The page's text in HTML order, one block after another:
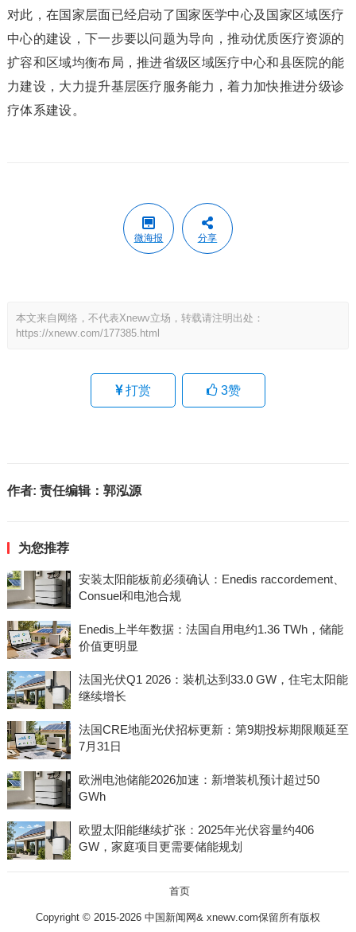
对此，在国家层面已经启动了国家医学中心及国家区域医疗
中心的建设，下一步要以问题为导向，推动优质医疗资源的
扩容和区域均衡布局，推进省级区域医疗中心和县医院的能
力建设，大力提升基层医疗服务能力，着力加快推进分级诊
疗体系建设。
微海报 分享
本文来自网络，不代表Xnewv立场，转载请注明出处：
https://xnewv.com/177385.html
打赏 3赞
作者: 责任编辑：郭泓源
为您推荐
安装太阳能板前必须确认：Enedis raccordement、
Consuel和电池合规
Enedis上半年数据：法国自用电约1.36 TWh，储能
价值更明显
法国光伏Q1 2026：装机达到33.0 GW，住宅太阳能
继续增长
法国CRE地面光伏招标更新：第9期投标期限顺延至
7月31日
欧洲电池储能2026加速：新增装机预计超过50
GWh
欧盟太阳能继续扩张：2025年光伏容量约406
GW，家庭项目更需要储能规划
首页
Copyright © 2015-2026 中国新闻网& xnewv.com保留所有版权